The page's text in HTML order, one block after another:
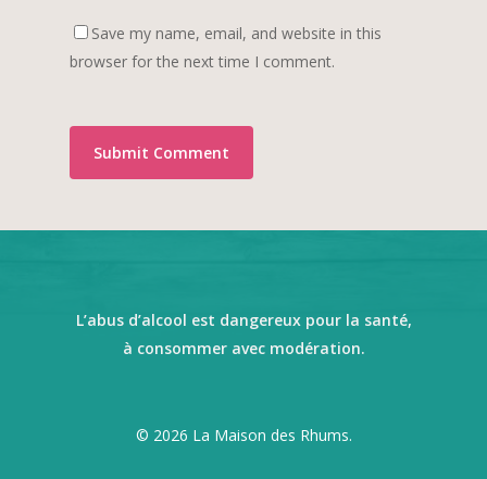
Save my name, email, and website in this
browser for the next time I comment.
L’abus d’alcool est dangereux pour la santé,
à consommer avec modération.
© 2026 La Maison des Rhums.